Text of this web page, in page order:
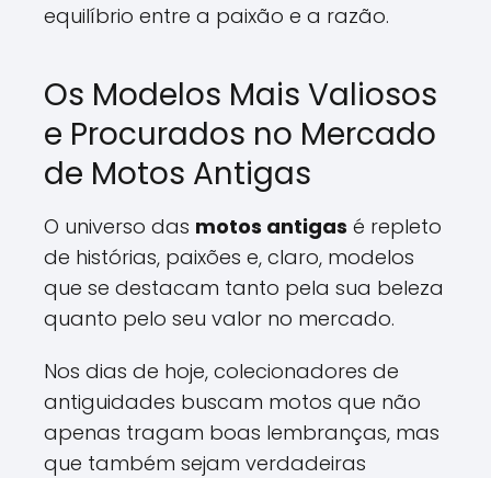
equilíbrio entre a paixão e a razão.
Os Modelos Mais Valiosos
e Procurados no Mercado
de Motos Antigas
O universo das motos antigas é repleto
de histórias, paixões e, claro, modelos
que se destacam tanto pela sua beleza
quanto pelo seu valor no mercado.
Nos dias de hoje, colecionadores de
antiguidades buscam motos que não
apenas tragam boas lembranças, mas
que também sejam verdadeiras